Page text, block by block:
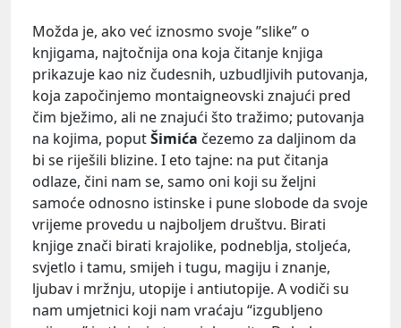
Možda je, ako već iznosmo svoje ”slike” o
knjigama, najtočnija ona koja čitanje knjiga
prikazuje kao niz čudesnih, uzbudljivih putovanja,
koja započinjemo montaigneovski znajući pred
čim bježimo, ali ne znajući što tražimo; putovanja
na kojima, poputŠimića čezemo za daljinom da
bi se riješili blizine. I eto tajne: na put čitanja
odlaze, čini nam se, samo oni koji su željni
samoće odnosno istinske i pune slobode da svoje
vrijeme provedu u najboljem društvu. Birati
knjige znači birati krajolike, podneblja, stoljeća,
svjetlo i tamu, smijeh i tugu, magiju i znanje,
ljubav i mržnju, utopije i antiutopije. A vodiči su
nam umjetnici koji nam vraćaju “izgubljeno